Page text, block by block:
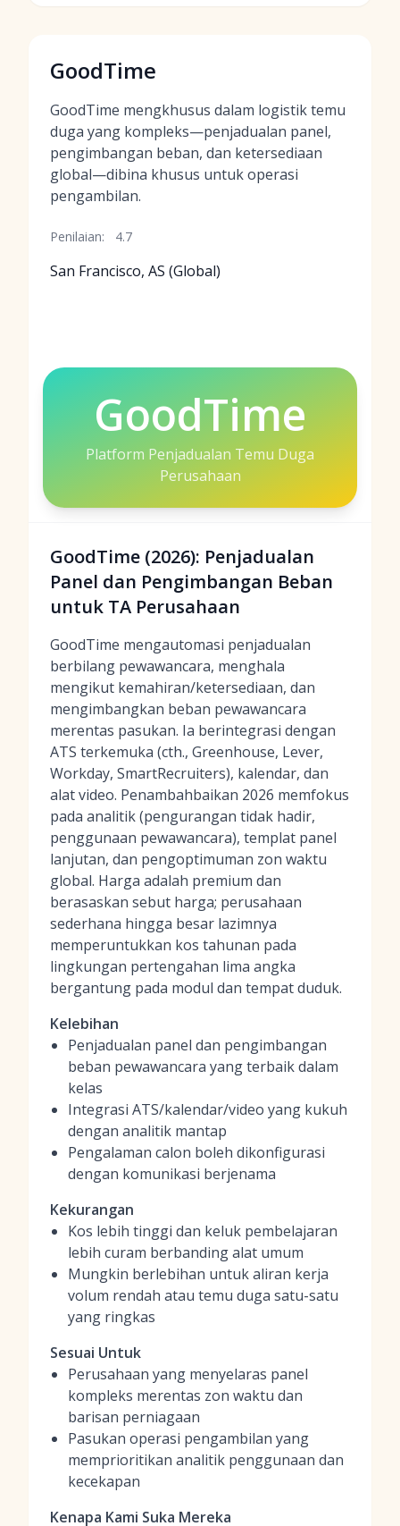
GoodTime
GoodTime mengkhusus dalam logistik temu
duga yang kompleks—penjadualan panel,
pengimbangan beban, dan ketersediaan
global—dibina khusus untuk operasi
pengambilan.
Penilaian: 4.7
San Francisco, AS (Global)
GoodTime
Platform Penjadualan Temu Duga
Perusahaan
GoodTime (2026): Penjadualan
Panel dan Pengimbangan Beban
untuk TA Perusahaan
GoodTime mengautomasi penjadualan
berbilang pewawancara, menghala
mengikut kemahiran/ketersediaan, dan
mengimbangkan beban pewawancara
merentas pasukan. Ia berintegrasi dengan
ATS terkemuka (cth., Greenhouse, Lever,
Workday, SmartRecruiters), kalendar, dan
alat video. Penambahbaikan 2026 memfokus
pada analitik (pengurangan tidak hadir,
penggunaan pewawancara), templat panel
lanjutan, dan pengoptimuman zon waktu
global. Harga adalah premium dan
berasaskan sebut harga; perusahaan
sederhana hingga besar lazimnya
memperuntukkan kos tahunan pada
lingkungan pertengahan lima angka
bergantung pada modul dan tempat duduk.
Kelebihan
Penjadualan panel dan pengimbangan
beban pewawancara yang terbaik dalam
kelas
Integrasi ATS/kalendar/video yang kukuh
dengan analitik mantap
Pengalaman calon boleh dikonfigurasi
dengan komunikasi berjenama
Kekurangan
Kos lebih tinggi dan keluk pembelajaran
lebih curam berbanding alat umum
Mungkin berlebihan untuk aliran kerja
volum rendah atau temu duga satu-satu
yang ringkas
Sesuai Untuk
Perusahaan yang menyelaras panel
kompleks merentas zon waktu dan
barisan perniagaan
Pasukan operasi pengambilan yang
memprioritikan analitik penggunaan dan
kecekapan
Kenapa Kami Suka Mereka